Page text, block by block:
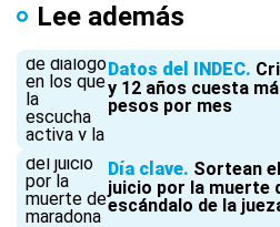
Lee además
Datos del INDEC
y 12 años cuesta
pesos por mes
Día clave Sortean
juicio por la muerte
escándalo de la